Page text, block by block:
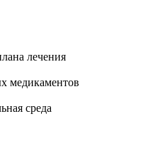
лечения
медикаментов
среда